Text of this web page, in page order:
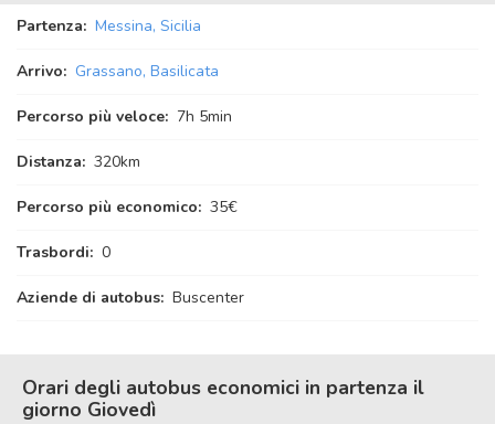
Partenza: Messina, Sicilia
Arrivo: Grassano, Basilicata
Percorso più veloce: 7h 5min
Distanza: 320km
Percorso più economico: 35€
Trasbordi: 0
Aziende di autobus: Buscenter
Orari degli autobus economici in partenza il
giorno Giovedì